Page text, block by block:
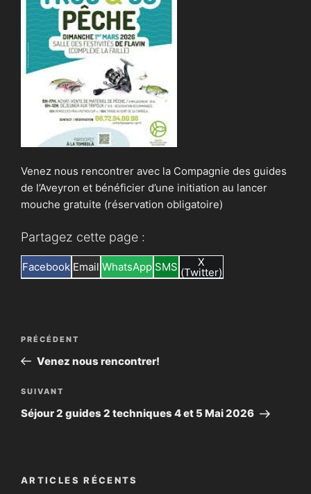
Venez nous rencontrer avec la Compagnie des guides
de l’Aveyron et bénéficier d’une initiation au lancer
mouche gratuite (réservation obligatoire)
Partagez cette page :
Share
on
Facebook Share
on
Email Share
on
WhatsApp Share
on
SMS Share
on
X
(Twitter)
Navigation
l’article
Article
précédent
PRÉCÉDENT
Venez nous rencontrer!
Article
suivant
SUIVANT
Séjour 2 guides 2 techniques 4 et 5 Mai 2026
ARTICLES RÉCENTS